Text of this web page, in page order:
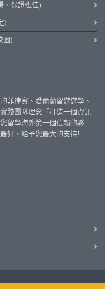
、保證班佳)
)
園)
菲律賓 、 愛爾蘭留遊遊學、
踐團隊理念「打造一個資訊
留學海外第一個信賴的夥
好，給予您最大的支持!